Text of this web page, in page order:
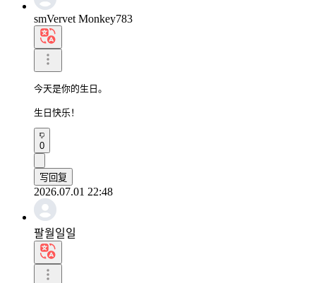
smVervet Monkey783
今天是你的生日。
生日快乐！
0
写回复
2026.07.01 22:48
팔월일일